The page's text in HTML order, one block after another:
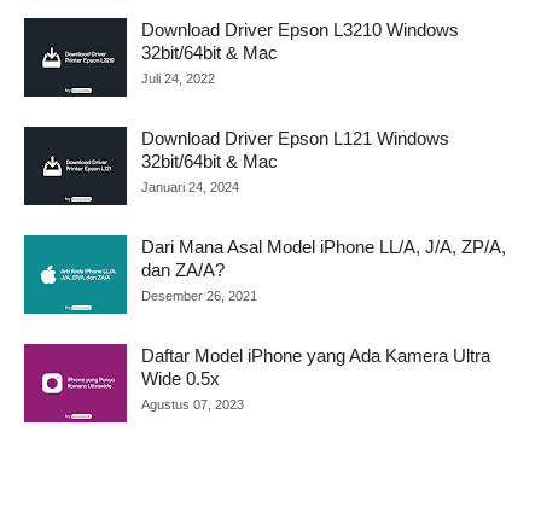
Download Driver Epson L3210 Windows
32bit/64bit & Mac
Juli 24, 2022
Download Driver Epson L121 Windows
32bit/64bit & Mac
Januari 24, 2024
Dari Mana Asal Model iPhone LL/A, J/A, ZP/A,
dan ZA/A?
Desember 26, 2021
Daftar Model iPhone yang Ada Kamera Ultra
Wide 0.5x
Agustus 07, 2023